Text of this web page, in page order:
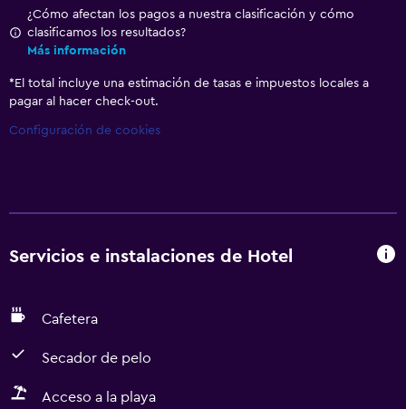
¿Cómo afectan los pagos a nuestra clasificación y cómo
clasificamos los resultados?
Más información
* El total incluye una estimación de tasas e impuestos locales a
pagar al hacer check-out.
Configuración de cookies
Servicios e instalaciones de Hotel
Cafetera
Secador de pelo
Acceso a la playa